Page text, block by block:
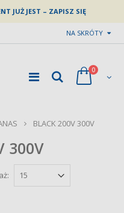
JUŻ JEST – ZAPISZ SIĘ
NA SKRÓTY
0
BLACK 200V 300V
300V